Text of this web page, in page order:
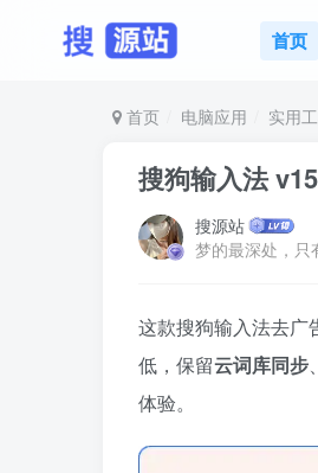
首页
首页 电脑应用 实用
搜狗输入法
搜源站
梦的最深处，只
这款搜狗输入法去广
低，保留云词库同步
体验。